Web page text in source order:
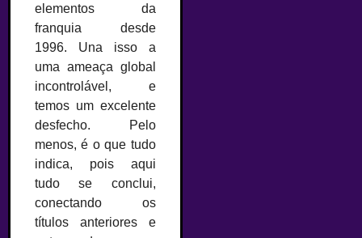
elementos da
franquia desde
1996. Una isso a
uma ameaça global
incontrolável, e
temos um excelente
desfecho. Pelo
menos, é o que tudo
indica, pois aqui
tudo se conclui,
conectando os
títulos anteriores e